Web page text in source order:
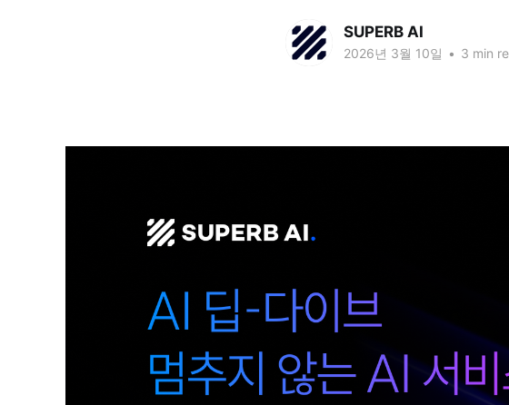
SUPERB AI
2026년 3월 10일 • 3 min